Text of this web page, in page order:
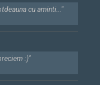
cu aminti..."
:)"